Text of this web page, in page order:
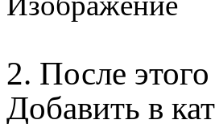
2. После
Добавить в